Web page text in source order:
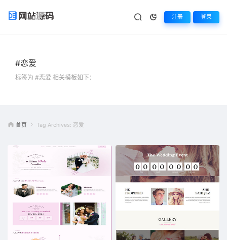
注册 登录
#恋爱
标签为 #恋爱 相关模板如下：
首页 Tag Archives: 恋爱